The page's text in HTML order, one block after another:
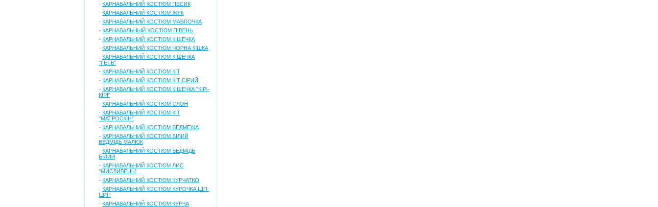
- КАРНАВАЛЬНИЙ КОСТЮМ ПЕСИК
- КАРНАВАЛЬНИЙ КОСТЮМ ЖУК
- КАРНАВАЛЬНИЙ КОСТЮМ МАВПОЧКА
- КАРНАВАЛЬНЫЙ КОСТЮМ ПІВЕНЬ
- КАРНАВАЛЬНИЙ КОСТЮМ КІШЕЧКА
- КАРНАВАЛЬНИЙ КОСТЮМ ЧОРНА КІШКА
- КАРНАВАЛЬНИЙ КОСТЮМ КІШЕЧКА
"ГЕТЬ"
- КАРНАВАЛЬНИЙ КОСТЮМ КІТ
- КАРНАВАЛЬНИЙ КОСТЮМ КІТ СІРИЙ
- КАРНАВАЛЬНИЙ КОСТЮМ КІШЕЧКА "КІРІ-
КІРІ"
- КАРНАВАЛЬНИЙ КОСТЮМ СЛОН
- КАРНАВАЛЬНИЙ КОСТЮМ КІТ
"МАТРОСКІН"
- КАРНАВАЛЬНИЙ КОСТЮМ ВЕДМЕЖА
- КАРНАВАЛЬНИЙ КОСТЮМ БІЛИЙ
ВЕДМІДЬ МАЛЮК
- КАРНАВАЛЬНИЙ КОСТЮМ ВЕДМІДЬ
БІЛИЙ
- КАРНАВАЛЬНИЙ КОСТЮМ ЛИС
"МИСЛИВЕЦЬ"
- КАРНАВАЛЬНИЙ КОСТЮМ КУРЧАТКО
- КАРНАВАЛЬНИЙ КОСТЮМ КУРОЧКА ЦІП-
ЦИП
- КАРНАВАЛЬНИЙ КОСТЮМ КУРЧА